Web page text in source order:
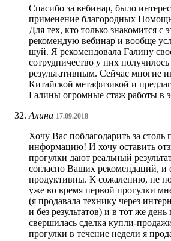
Спасибо за вебинар, было
применение благородных
Для тех, кто только знакомится с
рекомендую вебинар и вообще
шуй. Я рекомендовала Галину
сотрудничество у них получилось
результативным. Сейчас многие
Китайской метафизикой и
Галины огромные стаж работы в
Алина 17.09.2018
Хочу Вас поблагодарить за столь
информацию! И хочу оставить
прогулки дают реальный
согласно Ваших рекомендаций, и
продуктивны. К сожалению, не
уже во время первой прогулки
(я продавала технику через
и без результатов) и в тот же
свершилась сделка купли-
прогулки в течение недели я